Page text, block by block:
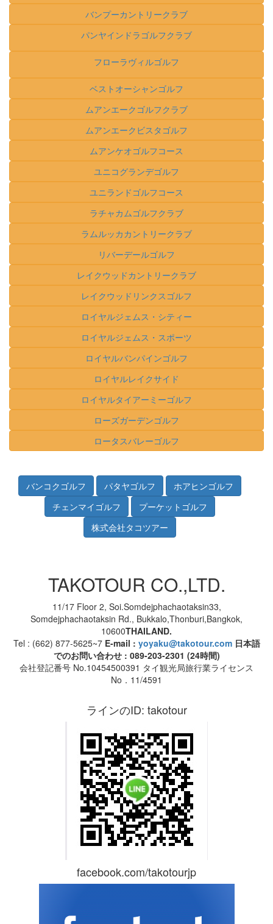
バンプーカントリークラブ
パンヤインドラゴルフクラブ
フローラヴィルゴルフ
ベストオーシャンゴルフ
ムアンエークゴルフクラブ
ムアンエークビスタゴルフ
ムアンケオゴルフコース
ユニコグランデゴルフ
ユニランドゴルフコース
ラチャカムゴルフクラブ
ラムルッカカントリークラブ
リバーデールゴルフ
レイクウッドカントリークラブ
レイクウッドリンクスゴルフ
ロイヤルジェムス・シティー
ロイヤルジェムス・スポーツ
ロイヤルバンパインゴルフ
ロイヤルレイクサイド
ロイヤルタイアーミーゴルフ
ローズガーデンゴルフ
ロータスバレーゴルフ
TAKOTOUR CO.,LTD.
11/17 Floor 2, Soi.Somdejphachaotaksin33,
Somdejphachaotaksin Rd., Bukkalo,Thonburi,Bangkok,
10600THAILAND.
Tel : (662) 877-5625~7 E-mail : yoyaku@takotour.com日本語
でのお問い合わせ : 089-203-2301 (24時間)
会社登記番号 No.10454500391 タイ観光局旅行業ライセンス
No．11/4591
ラインのID: takotour
facebook.com/takotourjp